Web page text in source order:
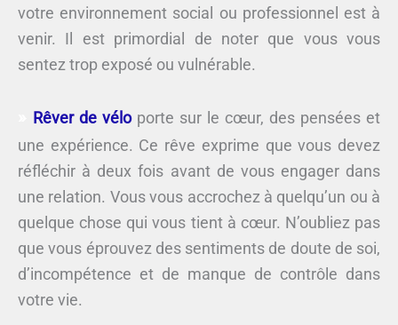
votre environnement social ou professionnel est à
venir. Il est primordial de noter que vous vous
sentez trop exposé ou vulnérable.
Rêver de véloporte sur le cœur, des pensées et
une expérience. Ce rêve exprime que vous devez
réfléchir à deux fois avant de vous engager dans
une relation. Vous vous accrochez à quelqu’un ou à
quelque chose qui vous tient à cœur. N’oubliez pas
que vous éprouvez des sentiments de doute de soi,
d’incompétence et de manque de contrôle dans
votre vie.